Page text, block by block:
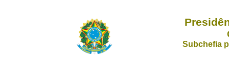
Subchefia